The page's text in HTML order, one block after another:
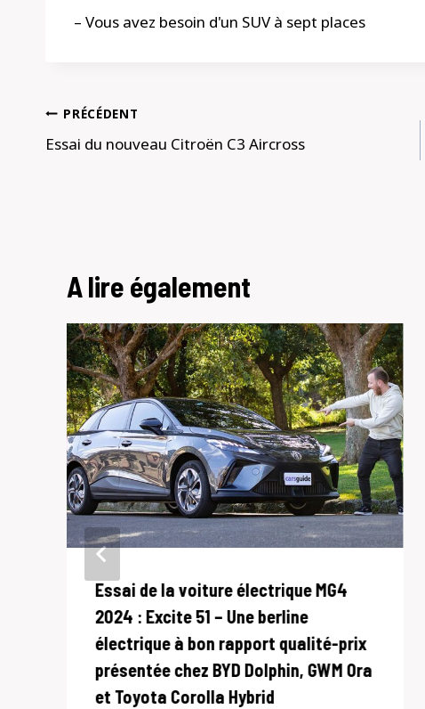
– Vous avez besoin d'un SUV à sept places
Navigation
de
PRÉCÉDENT
Essai du nouveau Citroën C3 Aircross
A lire également
Essai de la voiture électrique MG4
2024 : Excite 51 – Une berline
électrique à bon rapport qualité-prix
présentée chez BYD Dolphin, GWM Ora
et Toyota Corolla Hybrid